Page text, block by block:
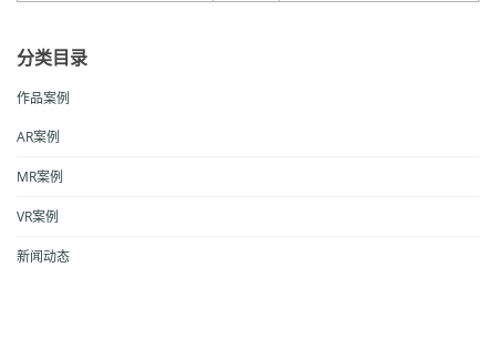
分类目录
作品案例
AR案例
MR案例
VR案例
新闻动态